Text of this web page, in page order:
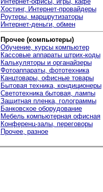
Хостинг, Интернет-провайдеры
Роутеры, маршрутизаторы
Интернет-деньги, обмен
Прочее (компьютеры)
Обучение, курсы компьютер
Кассовые аппараты штрих-коды
Калькуляторы и органайзеры
Фотоаппараты, фототехника
Канцтовары, офисные товары
Бытовая техника, кондиционеры
Светотехника бытовая, лампы
Защитная пленка, голограммы
Банковское оборудование
Мебель компьютерная офисная
Конференц-залы, переговоры
Прочее, разное